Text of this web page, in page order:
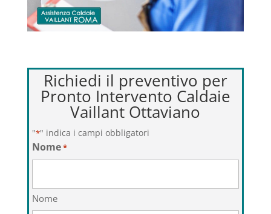
Richiedi il preventivo per
Pronto Intervento Caldaie
Vaillant Ottaviano
"*" indica i campi obbligatori
Nome*
Nome